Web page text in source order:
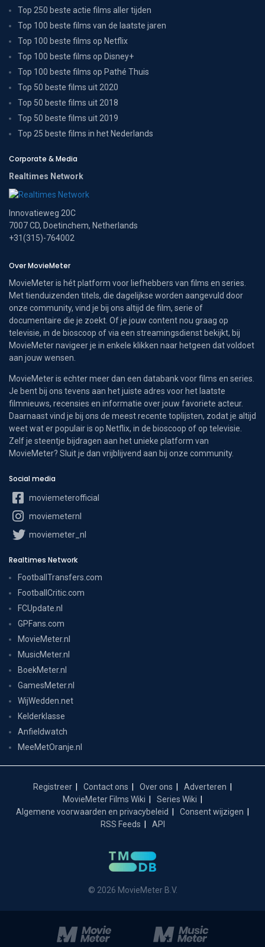
Top 250 beste actie films aller tijden
Top 100 beste films van de laatste jaren
Top 100 beste films op Netflix
Top 100 beste films op Disney+
Top 100 beste films op Pathé Thuis
Top 50 beste films uit 2020
Top 50 beste films uit 2018
Top 50 beste films uit 2019
Top 25 beste films in het Nederlands
Corporate & Media
Realtimes Network
Innovatieweg 20C
7007 CD, Doetinchem, Netherlands
+31(315)-764002
Over MovieMeter
MovieMeter is hét platform voor liefhebbers van films en series.
Met tienduizenden titels, die dagelijkse worden aangevuld door
onze community, vind je bij ons altijd de film, serie of
documentaire die je zoekt. Of je jouw content nou graag op
televisie, in de bioscoop of via een streamingsdienst bekijkt, bij
MovieMeter navigeer je in enkele klikken naar hetgeen dat voldoet
aan jouw wensen.
MovieMeter is echter meer dan een databank voor films en series.
Je bent bij ons tevens aan het juiste adres voor het laatste
filmnieuws, recensies en informatie over jouw favoriete acteur.
Daarnaast vind je bij ons de meest recente toplijsten, zodat je altijd
weet wat er populair is op Netflix, in de bioscoop of op televisie.
Zelf je steentje bijdragen aan het unieke platform van
MovieMeter? Sluit je dan vrijblijvend aan bij onze community.
Social media
moviemeterofficial
moviemeternl
moviemeter_nl
Realtimes Network
FootballTransfers.com
FootballCritic.com
FCUpdate.nl
GPFans.com
MovieMeter.nl
MusicMeter.nl
BoekMeter.nl
GamesMeter.nl
WijWedden.net
Kelderklasse
Anfieldwatch
MeeMetOranje.nl
Registreer Contact ons Over ons
Adverteren
MovieMeter Films Wiki
Series Wiki
Algemene voorwaarden en privacybeleid
Consent wijzigen
RSS Feeds
API
© 2026 MovieMeter B.V.